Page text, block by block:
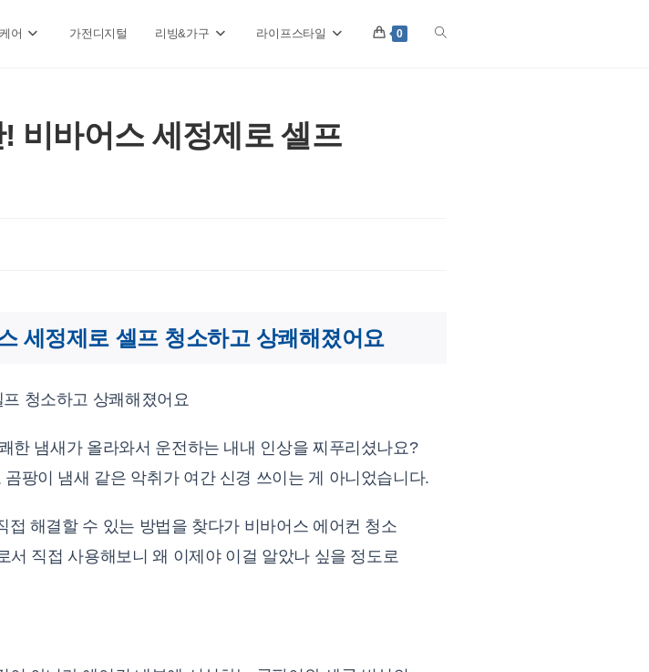
어 가전디지털 리빙&가구 라이프스타일 0 Toggle
비바어스 세정제로 셀프
세정제로 셀프 청소하고 상쾌해졌어요
한 냄새가 올라와서 운전하는 내내 인상을 찌푸리셨나요?
팡이 냄새 같은 악취가 여간 신경 쓰이는 게 아니었습니다.
해결할 수 있는 방법을 찾다가 비바어스 에어컨 청소
직접 사용해보니 왜 이제야 이걸 알았나 싶을 정도로